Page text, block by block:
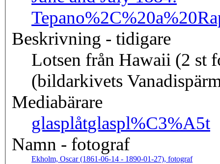
Beskrivning - tidigare
Lotsen från Hawaii (2 st
(bildarkivets
Mediabärare
glasplåtglaspl%C3%A5t
Namn - fotograf
Ekholm, Oscar (1861-06-14 - 1890-01-27), fotograf